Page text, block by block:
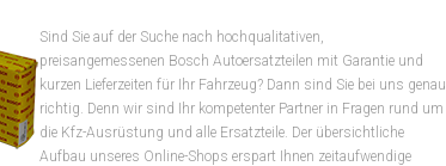
Sind Sie auf der Suche nach hochqualitativen,
preisangemessenen Bosch Autoersatzteilen mit Garantie und
kurzen Lieferzeiten für Ihr Fahrzeug? Dann sind Sie bei uns genau
richtig. Denn wir sind Ihr kompetenter Partner in Fragen rund um
die Kfz-Ausrüstung und alle Ersatzteile. Der übersichtliche
Aufbau unseres Online-Shops erspart Ihnen zeitaufwendige